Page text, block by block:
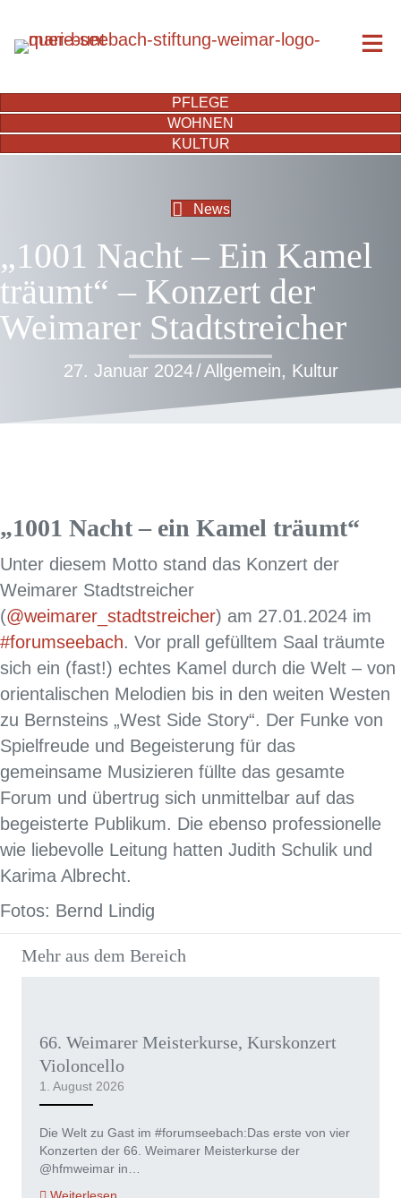
PFLEGE
WOHNEN
KULTUR
News
„1001 Nacht – Ein Kamel
träumt“ – Konzert der
Weimarer Stadtstreicher
27. Januar 2024/Allgemein, Kultur
„1001 Nacht – ein Kamel träumt“
Unter diesem Motto stand das Konzert der
Weimarer Stadtstreicher
(@weimarer_stadtstreicher) am 27.01.2024 im
#forumseebach. Vor prall gefülltem Saal träumte
sich ein (fast!) echtes Kamel durch die Welt – von
orientalischen Melodien bis in den weiten Westen
zu Bernsteins „West Side Story“. Der Funke von
Spielfreude und Begeisterung für das
gemeinsame Musizieren füllte das gesamte
Forum und übertrug sich unmittelbar auf das
begeisterte Publikum. Die ebenso professionelle
wie liebevolle Leitung hatten Judith Schulik und
Karima Albrecht.
Fotos: Bernd Lindig
Mehr aus dem Bereich
66. Weimarer Meisterkurse, Kurskonzert
Violoncello
1. August 2026
Die Welt zu Gast im #forumseebach:Das erste von vier
Konzerten der 66. Weimarer Meisterkurse der
@hfmweimar in…